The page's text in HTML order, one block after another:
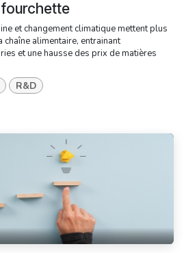
fourchette
et changement climatique mettent plus
alimentaire, entrainant
et une hausse des prix de matières
R&D